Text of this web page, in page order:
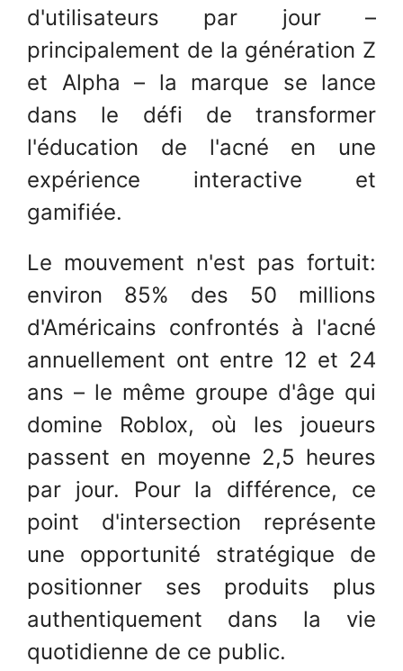
d'utilisateurs par jour –
principalement de la génération Z
et Alpha – la marque se lance
dans le défi de transformer
l'éducation de l'acné en une
expérience interactive et
gamifiée.
Le mouvement n'est pas fortuit:
environ 85% des 50 millions
d'Américains confrontés à l'acné
annuellement ont entre 12 et 24
ans – le même groupe d'âge qui
domine Roblox, où les joueurs
passent en moyenne 2,5 heures
par jour. Pour la différence, ce
point d'intersection représente
une opportunité stratégique de
positionner ses produits plus
authentiquement dans la vie
quotidienne de ce public.